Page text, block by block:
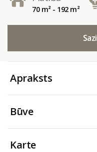
70 m² - 192 m²
Apraksts
Būve
Karte